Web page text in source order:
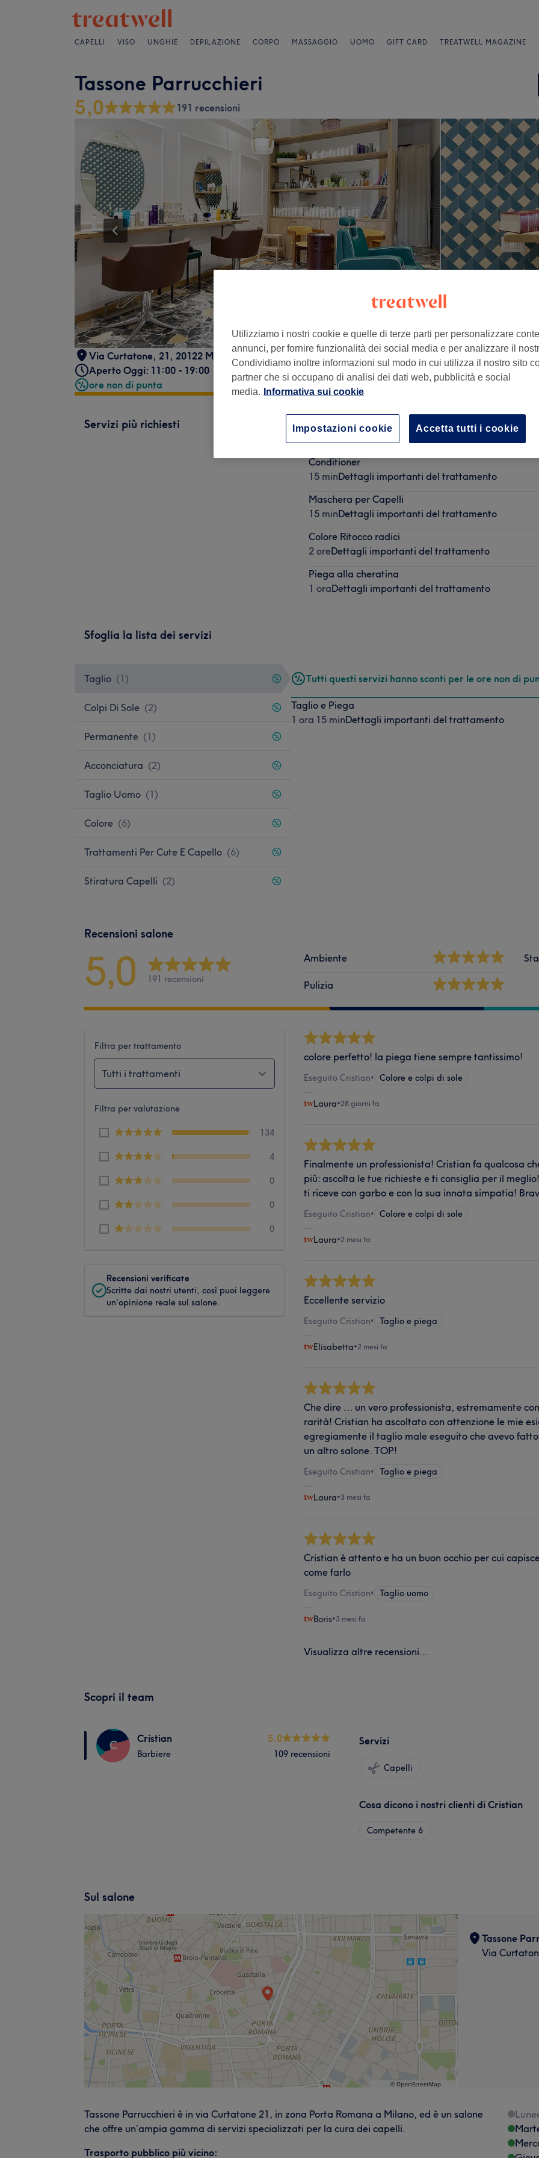
CAPELLI VISO UNGHIE DEPILAZIONE CORPO MASSAGGIO UOMO GIFT CARD TREATWELL MAGAZINE
Tassone Parrucchieri
5,0
191 recensioni
Via Curtatone, 21, 20122 Milano MI, Italia
Aperto Oggi: 11:00 - 19:00
ore non di punta
Servizi più richiesti
Taglio Uomo
Conditioner
15 minDettagli importanti del trattamento
Maschera per Capelli
15 minDettagli importanti del trattamento
Colore Ritocco radici
2 oreDettagli importanti del trattamento
Piega alla cheratina
1 oraDettagli importanti del trattamento
Sfoglia la lista dei servizi
Taglio (1 )
Colpi Di Sole (2)
Permanente (1)
Acconciatura (2)
Taglio Uomo (1)
Colore (6)
Trattamenti Per Cute E Capello (6)
Stiratura Capelli (2)
Tutti questi servizi hanno sconti per le ore non di
Taglio e Piega
1 ora 15 minDettagli importanti del trattamento
Recensioni salone
5,0 191 recensioni
Ambiente
Pulizia
Filtra per trattamento
Tutti i trattamenti
Filtra per valutazione
134
4
0
0
0
Recensioni verificate
Scritte dai nostri utenti, così puoi leggere
un'opinione reale sul salone.
colore perfetto! la piega tiene sempre tantissimo!
Eseguito Cristian• Colore e colpi di sole
Laura•28 giorni fa
Finalmente un professionista! Cristian fa qualcosa
più: ascolta le tue richieste e ti consiglia per il
ti riceve con garbo e con la sua innata simpatia!
Eseguito Cristian• Colore e colpi di sole
Laura•2 mesi fa
Eccellente servizio
Eseguito Cristian• Taglio e piega
Elisabetta•2 mesi fa
Che dire … un vero professionista, estremamente
rarità! Cristian ha ascoltato con attenzione le mie
egregiamente il taglio male eseguito che avevo
un altro salone. TOP!
Eseguito Cristian• Taglio e piega
Laura•3 mesi fa
Cristian è attento e ha un buon occhio per cui
come farlo
Eseguito Cristian• Taglio uomo
Boris•3 mesi fa
Visualizza altre recensioni...
Scopri il team
C Cristian
Barbiere
5.0
109 recensioni
Servizi
Capelli
Cosa dicono i nostri clienti di Cristian
Competente 6
Sul salone
Tassone
Via
Tassone Parrucchieri è in via Curtatone 21, in zona Porta Romana a Milano, ed è un salone
che offre un’ampia gamma di servizi specializzati per la cura dei capelli.
Trasporto pubblico più vicino:
Utilizziamo i nostri cookie e quelle di terze parti per personalizzare
annunci, per fornire funzionalità dei social media e per analizzare il
Condividiamo inoltre informazioni sul modo in cui utilizza il nostro sito
partner che si occupano di analisi dei dati web, pubblicità e social
media.
Informativa sui cookie
Accetta tutti i cookie
Impostazioni cookie